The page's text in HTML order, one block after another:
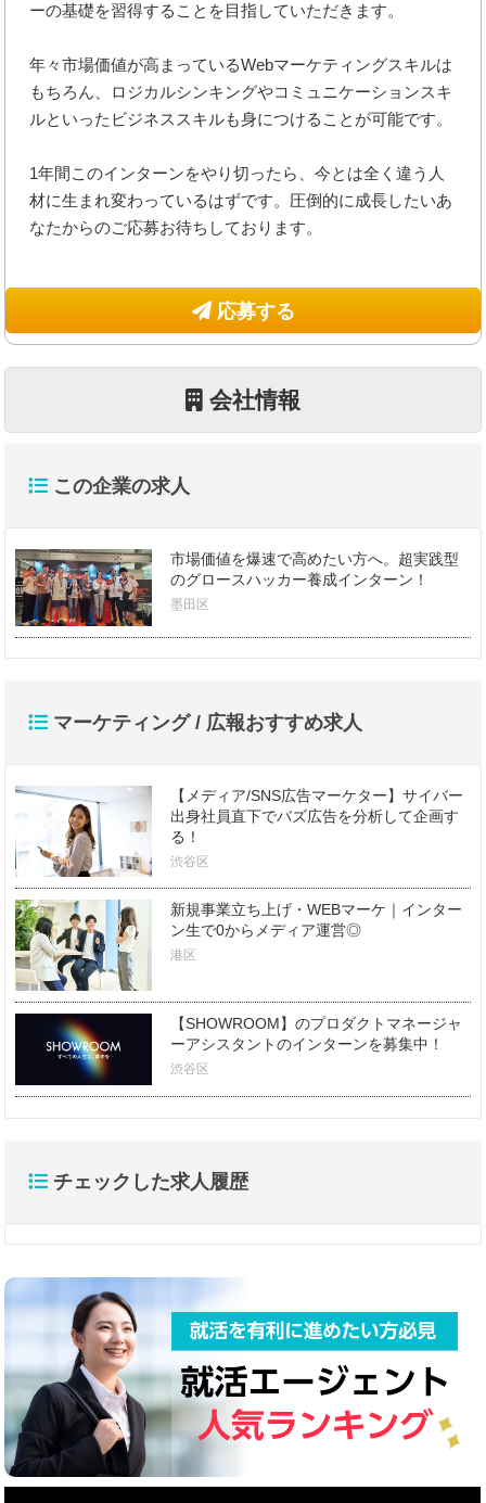
ーの基礎を習得することを目指していただきます。
年々市場価値が高まっているWebマーケティングスキルは
もちろん、ロジカルシンキングやコミュニケーションスキ
ルといったビジネススキルも身につけることが可能です。
1年間このインターンをやり切ったら、今とは全く違う人
材に生まれ変わっているはずです。圧倒的に成長したいあ
なたからのご応募お待ちしております。
応募する
会社情報
この企業の求人
市場価値を爆速で高めたい方へ。超実践型
のグロースハッカー養成インターン！
墨田区
マーケティング / 広報おすすめ求人
【メディア/SNS広告マーケター】サイバー
出身社員直下でバズ広告を分析して企画す
る！
渋谷区
新規事業立ち上げ・WEBマーケ｜インター
ン生で0からメディア運営◎
港区
【SHOWROOM】のプロダクトマネージャ
ーアシスタントのインターンを募集中！
渋谷区
チェックした求人履歴